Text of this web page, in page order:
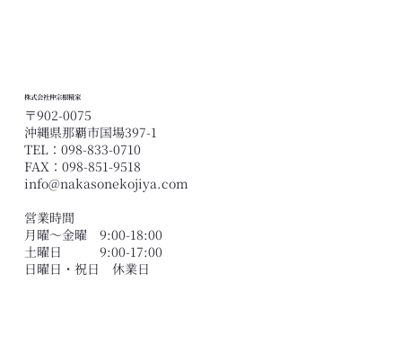
株式会社仲宗根糀家
〒902-0075
沖縄県那覇市国場397-1
TEL：098-833-0710
FAX：098-851-9518
info@nakasonekojiya.com
営業時間
月曜〜金曜 9:00-18:00
土曜日 9:00-17:00
​日曜日・祝日 休業日